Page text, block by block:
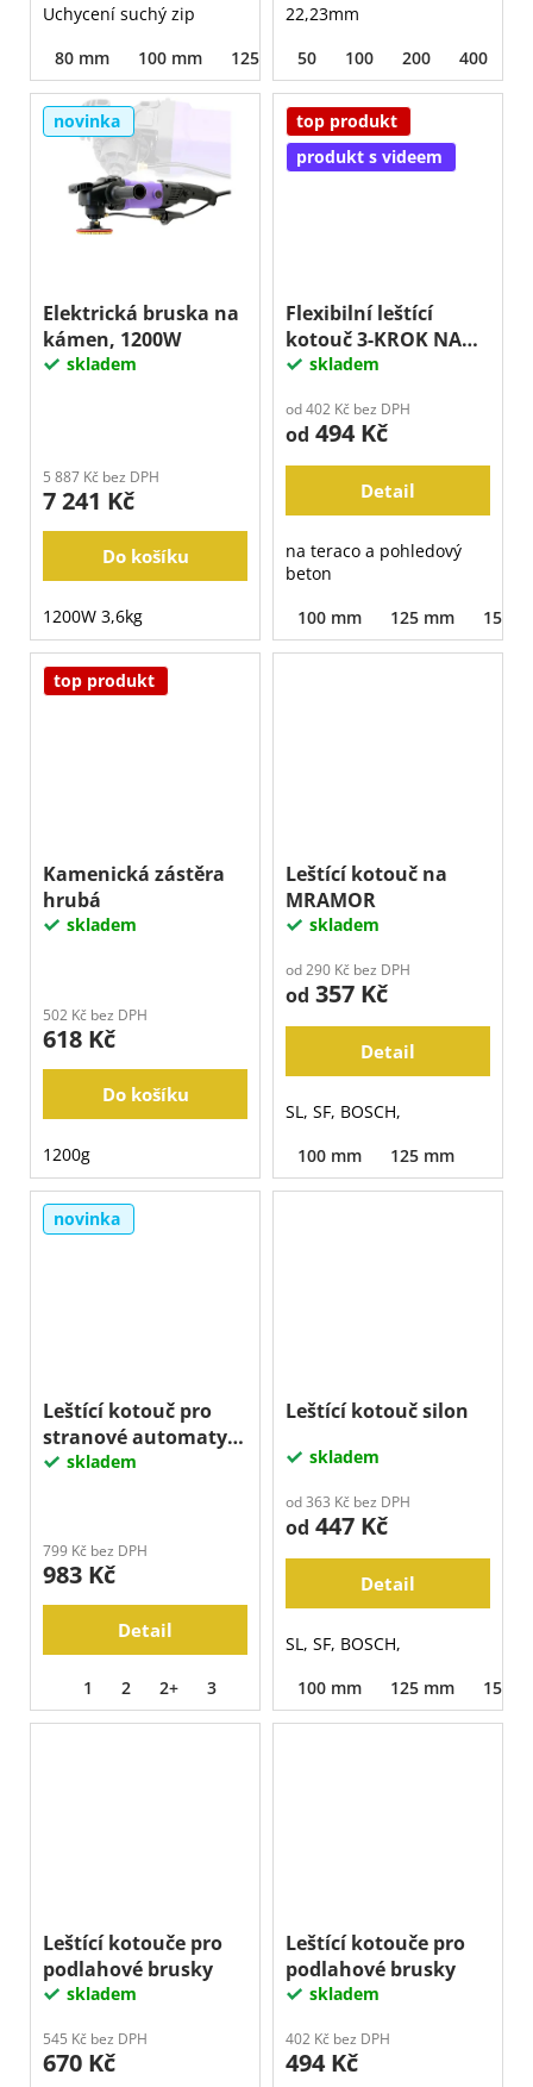
Uchycení suchý zip
80 mm
100 mm 125 mm
22,23mm
50
100 200 400
novinka
Elektrická bruska na
kámen, 1200W
skladem
5 887 Kč bez DPH
7 241 Kč
Do košíku
1200W 3,6kg
top produkt
produkt s videem
Flexibilní leštící
kotouč 3-KROK NA
TERACO A BETON
skladem
od 402 Kč bez DPH
od 494 Kč
Detail
na teraco a pohledový
beton
100 mm
125 mm 150
top produkt
Kamenická zástěra
hrubá
skladem
502 Kč bez DPH
618 Kč
Do košíku
1200g
Leštící kotouč na
MRAMOR
skladem
od 290 Kč bez DPH
od 357 Kč
Detail
SL, SF, BOSCH,
100 mm
125 mm
novinka
Leštící kotouč pro
stranové automaty
EDGE SLIM
skladem
799 Kč bez DPH
983 Kč
Detail
1 2 2+ 3
Leštící kotouč silon
skladem
od 363 Kč bez DPH
od 447 Kč
Detail
SL, SF, BOSCH,
100 mm
125 mm 150
Leštící kotouče pro
podlahové brusky
skladem
545 Kč bez DPH
670 Kč
Leštící kotouče pro
podlahové brusky
skladem
402 Kč bez DPH
494 Kč